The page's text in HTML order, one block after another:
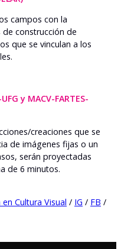
campos con la
construcción de
que se vinculan a los
y MACV-FARTES-
creaciones que se
de imágenes fijas o un
serán proyectadas
de 6 minutos.
Cultura Visual / IG / FB /